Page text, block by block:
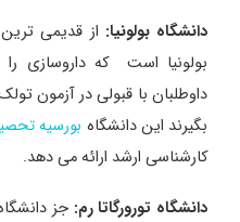
دانشگاه بولونیا: از قدیمی ترین
بولونیا است که داروسازی
داوطلبان با قبولی در آزمون
بگیرند این دانشگاه بورسیه
کارشناسی ارشد ارائه می دهد.
دانشگاه تورورگاتا رم: جز